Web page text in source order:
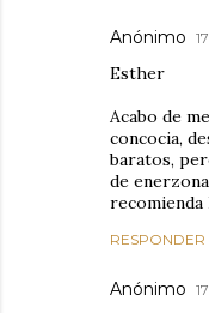
Anónimo
Esther
Acabo de
concocia,
baratos,
de
recomienda
RESPONDER
Anónimo